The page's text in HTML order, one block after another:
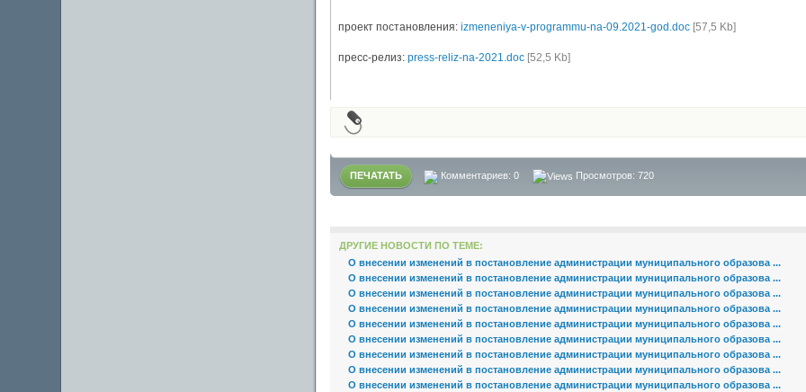
проект постановления:izmeneniya-v-programmu-na-09.2021-god.doc [57,5 Kb]
пресс-релиз:press-reliz-na-2021.doc [52,5 Kb]
ПЕЧАТАТЬ Комментариев:0 Просмотров: 720
ДРУГИЕ НОВОСТИ ПО ТЕМЕ:
О внесении изменений в постановление администрации муниципального образова ...
О внесении изменений в постановление администрации муниципального образова ...
О внесении изменений в постановление администрации муниципального образова ...
О внесении изменений в постановление администрации муниципального образова ...
О внесении изменений в постановление администрации муниципального образова ...
О внесении изменений в постановление администрации муниципального образова ...
О внесении изменений в постановление администрации муниципального образова ...
О внесении изменений в постановление администрации муниципального образова ...
О внесении изменений в постановление администрации муниципального образова ...